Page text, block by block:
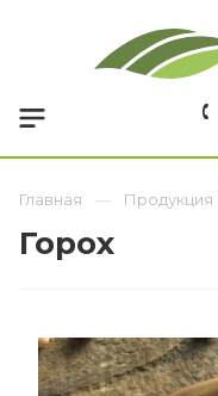
Главная Продукция
Горох